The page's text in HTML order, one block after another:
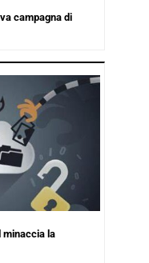
campagna di
minaccia la